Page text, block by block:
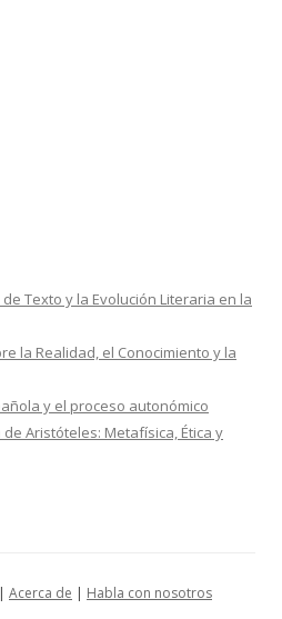
Texto y la Evolución Literaria en la
la Realidad, el Conocimiento y la
y el proceso autonómico
Aristóteles: Metafísica, Ética y
Acerca de | Habla con nosotros